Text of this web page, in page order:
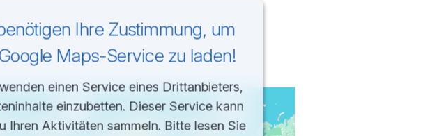
Ihre Zustimmung, um
Maps-Service zu laden!
einen Service eines Drittanbieters,
einzubetten. Dieser Service kann
Ihren Aktivitäten sammeln. Bitte lesen Sie